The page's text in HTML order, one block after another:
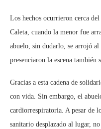
Los hechos ocurrieron cerca
Caleta, cuando la menor fue
abuelo, sin dudarlo, se arrojó al
presenciaron la escena también
Gracias a esta cadena de
con vida. Sin embargo, el
cardiorrespiratoria. A pesar de
sanitario desplazado al lugar,